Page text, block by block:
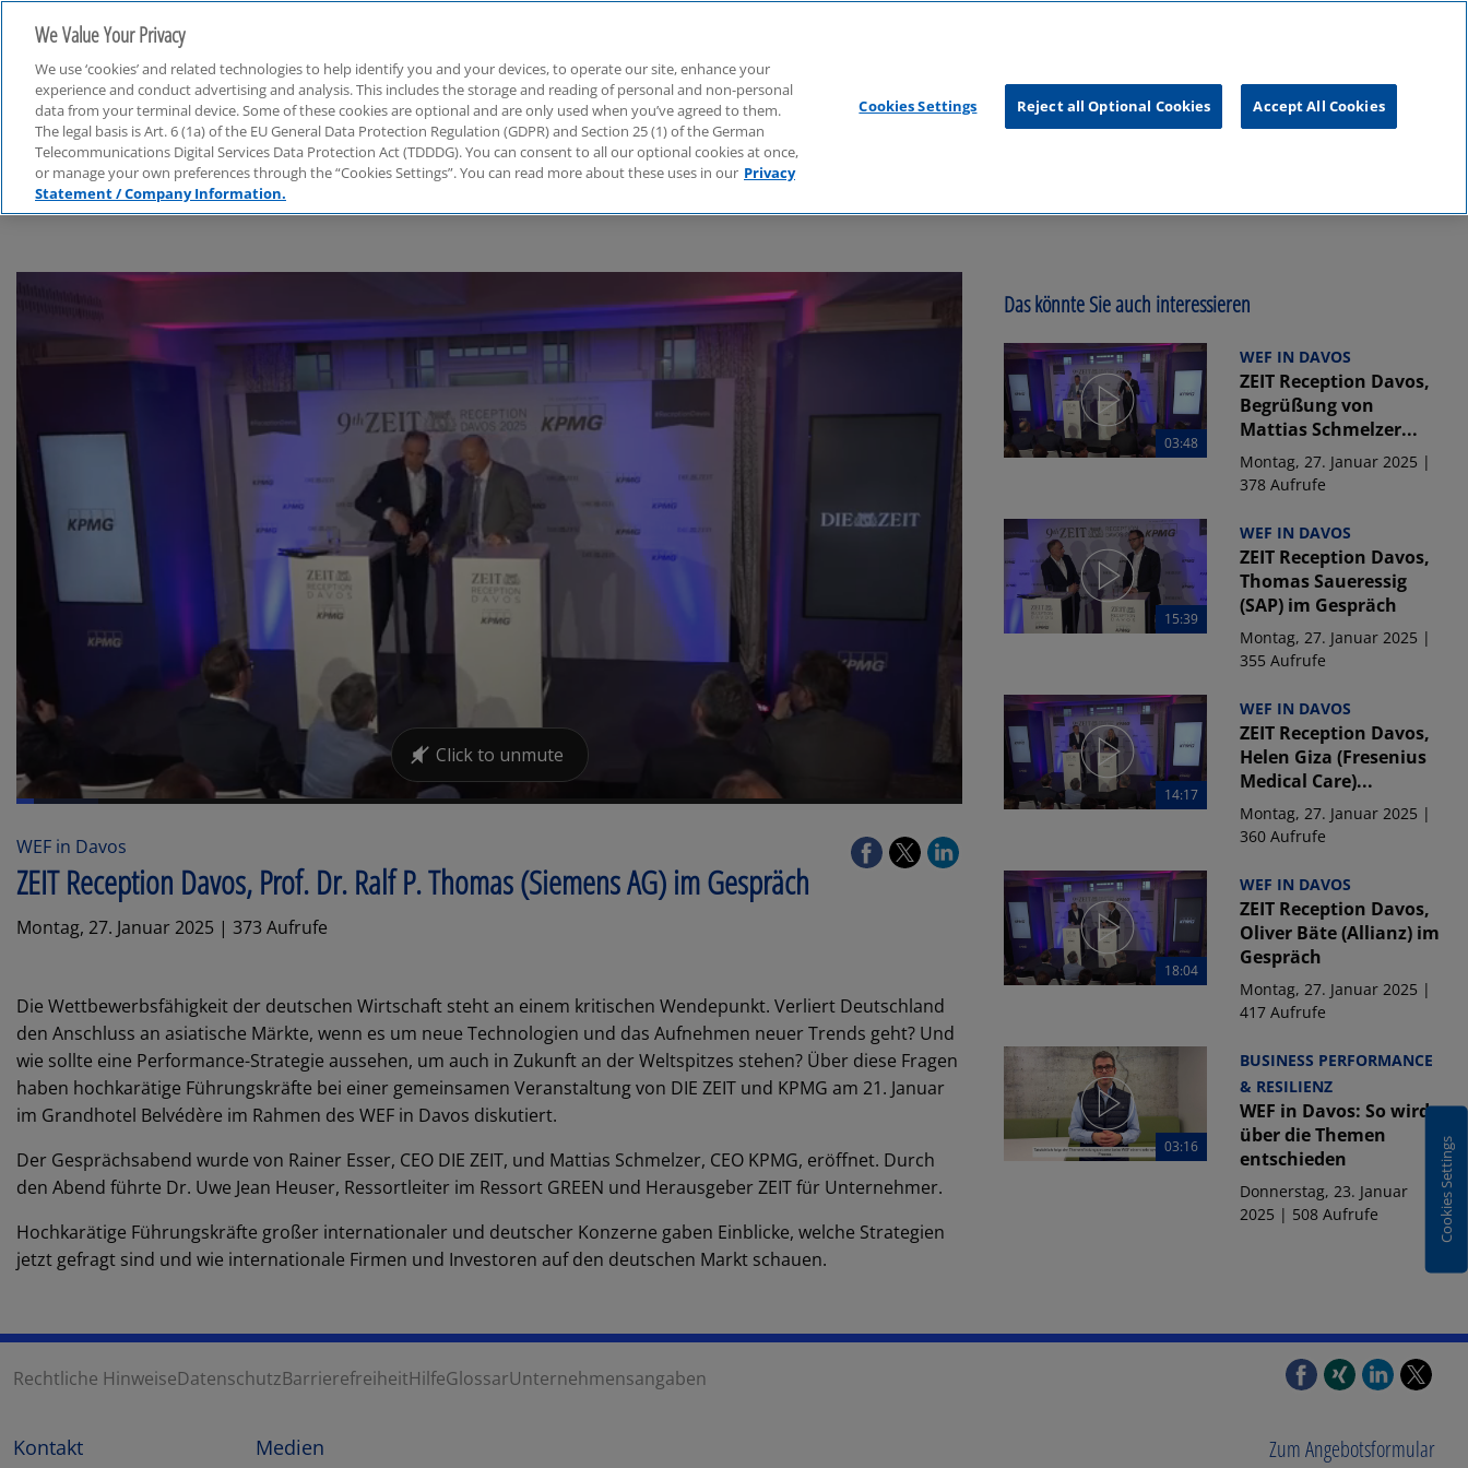
WEF in Davos
WEF in Davos
ZEIT Reception Davos, Prof. Dr. Ralf P. Thomas (Siemens AG) im Gespräch
Montag, 27. Januar 2025 | 373 Aufrufe
Die Wettbewerbsfähigkeit der deutschen Wirtschaft steht an einem kritischen Wendepunkt. Verliert Deutschland
den Anschluss an asiatische Märkte, wenn es um neue Technologien und das Aufnehmen neuer Trends geht? Und
wie sollte eine Performance-Strategie aussehen, um auch in Zukunft an der Weltspitzes stehen? Über diese Fragen
haben hochkarätige Führungskräfte bei einer gemeinsamen Veranstaltung von DIE ZEIT und KPMG am 21. Januar
im Grandhotel Belvédère im Rahmen des WEF in Davos diskutiert.
Der Gesprächsabend wurde von Rainer Esser, CEO DIE ZEIT, und Mattias Schmelzer, CEO KPMG, eröffnet. Durch
den Abend führte Dr. Uwe Jean Heuser, Ressortleiter im Ressort GREEN und Herausgeber ZEIT für Unternehmer.
Hochkarätige Führungskräfte großer internationaler und deutscher Konzerne gaben Einblicke, welche Strategien
jetzt gefragt sind und wie internationale Firmen und Investoren auf den deutschen Markt schauen.
Das könnte Sie auch interessieren
03:48
WEF IN DAVOS
ZEIT Reception Davos,
Begrüßung von
Mattias Schmelzer...
Montag, 27. Januar 2025 |
378 Aufrufe
15:39
WEF IN DAVOS
ZEIT Reception Davos,
Thomas Saueressig
(SAP) im Gespräch
Montag, 27. Januar 2025 |
355 Aufrufe
14:17
WEF IN DAVOS
ZEIT Reception Davos,
Helen Giza (Fresenius
Medical Care)...
Montag, 27. Januar 2025 |
360 Aufrufe
18:04
WEF IN DAVOS
ZEIT Reception Davos,
Oliver Bäte (Allianz) im
Gespräch
Montag, 27. Januar 2025 |
417 Aufrufe
03:16
BUSINESS PERFORMANCE
& RESILIENZ
WEF in Davos: So wird
über die Themen
entschieden
Donnerstag, 23. Januar
2025 | 508 Aufrufe
Cookies Settings
Rechtliche HinweiseDatenschutzBarrierefreiheitHilfeGlossarUnternehmensangaben
Kontakt Medien Zum Angebotsformular
We Value Your Privacy
We use ‘cookies’ and related technologies to help identify you and your devices, to operate our site, enhance your
experience and conduct advertising and analysis. This includes the storage and reading of personal and non-personal
data from your terminal device. Some of these cookies are optional and are only used when you’ve agreed to them.
The legal basis is Art. 6 (1a) of the EU General Data Protection Regulation (GDPR) and Section 25 (1) of the German
Telecommunications Digital Services Data Protection Act (TDDDG). You can consent to all our optional cookies at once,
or manage your own preferences through the “Cookies Settings”. You can read more about these uses in our Privacy
Statement / Company Information.
Cookies Settings Reject all Optional Cookies Accept All Cookies